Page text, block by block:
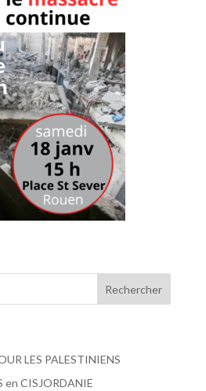
LES PALESTINIENS
en CISJORDANIE